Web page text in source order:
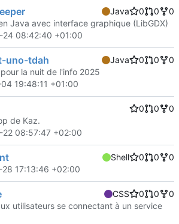
Java 0 0
0
Java avec interface graphique (LibGDX)
08:42:40 +01:00
uno-tdah Java 0 0
0
la nuit de l'info 2025
19:48:11 +01:00
0 0
0
de Kaz.
08:57:47 +02:00
Shell 0 0
0
17:13:46 +02:00
CSS 0 0
0
utilisateurs se connectant à un service